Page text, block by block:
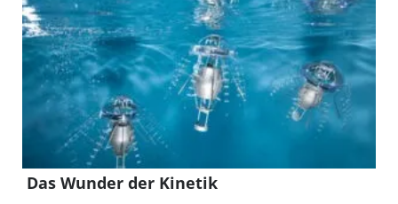
Das Wunder der Kinetik